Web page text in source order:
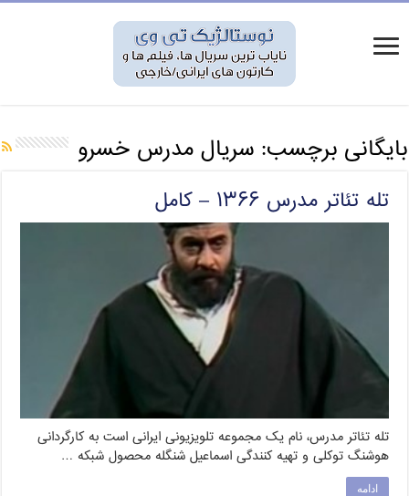
بایگانی برچسب:سریال مدرس خسرو
تله تئاتر مدرس ۱۳۶۶ – کامل
تله تئاتر مدرس، نام یک مجموعه تلویزیونی ایرانی است به کارگردانی
هوشنگ توکلی و تهیه کنندگی اسماعیل شنگله محصول شبکه …
ادامه